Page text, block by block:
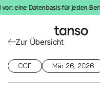
eine Datenbasis für jeden
Zur Übersicht
CCF Mär 26, 2026